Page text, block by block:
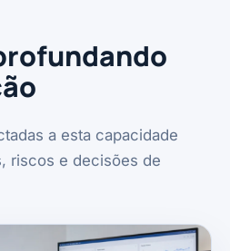
a esta capacidade
riscos e decisões de